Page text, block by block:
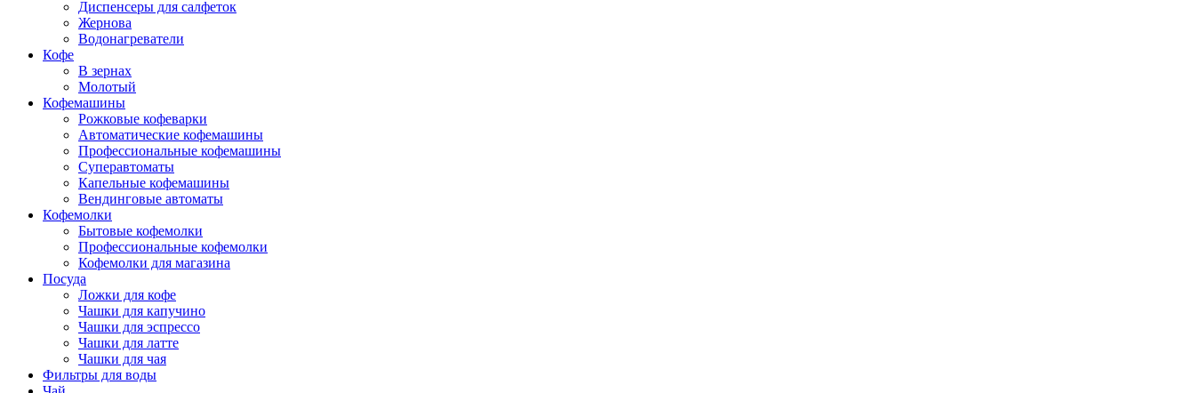
Диспенсеры для салфеток
Жернова
Водонагреватели
Кофе
В зернах
Молотый
Кофемашины
Рожковые кофеварки
Автоматические кофемашины
Профессиональные кофемашины
Суперавтоматы
Капельные кофемашины
Вендинговые автоматы
Кофемолки
Бытовые кофемолки
Профессиональные кофемолки
Кофемолки для магазина
Посуда
Ложки для кофе
Чашки для капучино
Чашки для эспрессо
Чашки для латте
Чашки для чая
Фильтры для воды